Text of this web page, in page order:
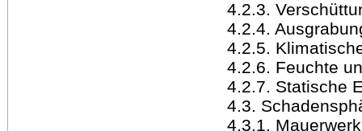
4.2.3.
4.2.4.
4.2.5.
4.2.6. Feuchte
4.2.7. Statische
4.3.
4.3.1.